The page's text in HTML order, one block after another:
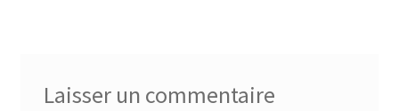
Laisser un commentaire